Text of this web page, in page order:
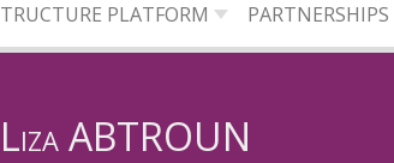
PLATFORM PARTNERSHIPS
Liza ABTROUN